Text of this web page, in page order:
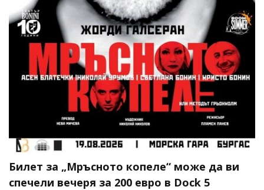
Билет за „Мръсното копеле“ може да ви
спечели вечеря за 200 евро в Dock 5